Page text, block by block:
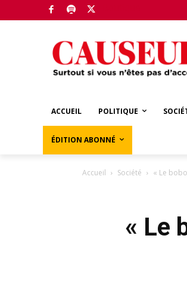
ACCUEIL POLITIQUE
ÉDITION ABONNÉ
Accueil Société « Le
« Le